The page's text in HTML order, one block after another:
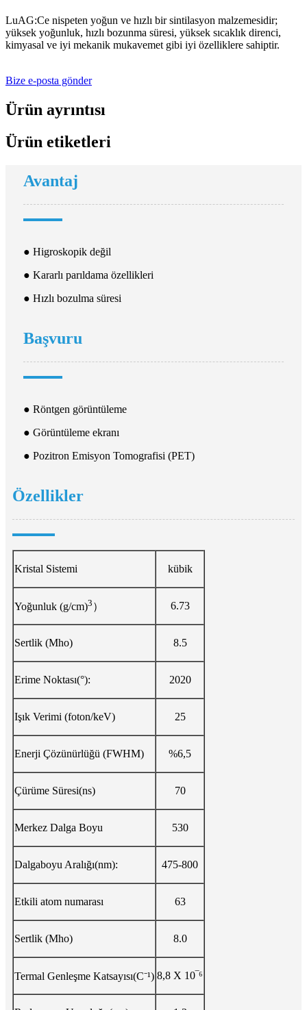
LuAG:Ce nispeten yoğun ve hızlı bir sintilasyon malzemesidir;
yüksek yoğunluk, hızlı bozunma süresi, yüksek sıcaklık direnci,
kimyasal ve iyi mekanik mukavemet gibi iyi özelliklere sahiptir.
Bize e-posta gönder
Ürün ayrıntısı
Ürün etiketleri
Avantaj
● Higroskopik değil
● Kararlı parıldama özellikleri
● Hızlı bozulma süresi
Başvuru
● Röntgen görüntüleme
● Görüntüleme ekranı
● Pozitron Emisyon Tomografisi (PET)
Özellikler
Kristal Sistemi kübik
Yoğunluk (g/cm)3 ） 6.73
Sertlik (Mho) 8.5
Erime Noktası(°): 2020
Işık Verimi (foton/keV) 25
Enerji Çözünürlüğü (FWHM) %6,5
Çürüme Süresi(ns) 70
Merkez Dalga Boyu 530
Dalgaboyu Aralığı(nm): 475-800
Etkili atom numarası 63
Sertlik (Mho) 8.0
Termal Genleşme Katsayısı(C⁻¹) 8,8 X 10‾⁶